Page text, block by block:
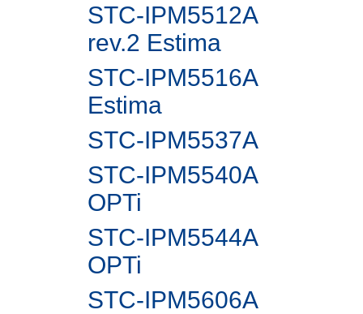
STC-IPM5512A
rev.2 Estima
STC-IPM5516A
Estima
STC-IPM5537A
STC-IPM5540A
OPTi
STC-IPM5544A
OPTi
STC-IPM5606A